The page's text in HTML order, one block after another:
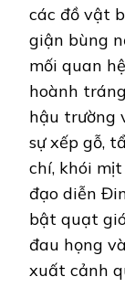
các đồ vật
giận bùng
mối quan
hoành
hậu trường
sự xếp gỗ,
chí, khói
đạo diễn
bật quạt
đau họng
xuất cảnh